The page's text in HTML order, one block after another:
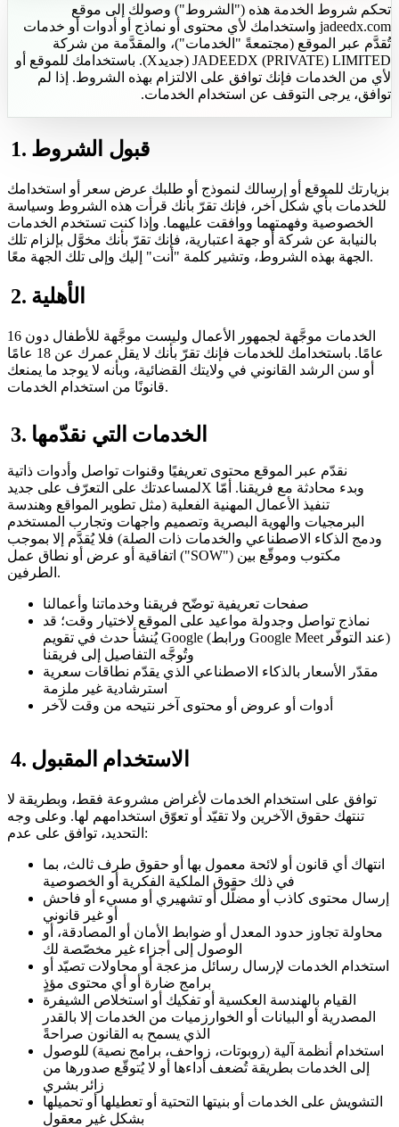
تحكم شروط الخدمة هذه ("الشروط") وصولك إلى موقع
jadeedx.com واستخدامك لأي محتوى أو نماذج أو أدوات أو خدمات
تُقدَّم عبر الموقع (مجتمعةً "الخدمات")، والمقدَّمة من شركة
JADEEDX (PRIVATE) LIMITED (جديدX). باستخدامك للموقع أو
لأي من الخدمات فإنك توافق على الالتزام بهذه الشروط. إذا لم
توافق، يرجى التوقف عن استخدام الخدمات.
1. قبول الشروط
بزيارتك للموقع أو إرسالك لنموذج أو طلبك عرض سعر أو استخدامك
للخدمات بأي شكل آخر، فإنك تقرّ بأنك قرأت هذه الشروط وسياسة
الخصوصية وفهمتهما ووافقت عليهما. وإذا كنت تستخدم الخدمات
بالنيابة عن شركة أو جهة اعتبارية، فإنك تقرّ بأنك مخوَّل بإلزام تلك
الجهة بهذه الشروط، وتشير كلمة "أنت" إليك وإلى تلك الجهة معًا.
2. الأهلية
الخدمات موجَّهة لجمهور الأعمال وليست موجَّهة للأطفال دون 16
عامًا. باستخدامك للخدمات فإنك تقرّ بأنك لا يقل عمرك عن 18 عامًا
أو سن الرشد القانوني في ولايتك القضائية، وبأنه لا يوجد ما يمنعك
قانونًا من استخدام الخدمات.
3. الخدمات التي نقدّمها
نقدّم عبر الموقع محتوى تعريفيًا وقنوات تواصل وأدوات ذاتية
لمساعدتك على التعرّف على جديدX وبدء محادثة مع فريقنا. أمّا
تنفيذ الأعمال المهنية الفعلية (مثل تطوير المواقع وهندسة
البرمجيات والهوية البصرية وتصميم واجهات وتجارب المستخدم
ودمج الذكاء الاصطناعي والخدمات ذات الصلة) فلا يُقدَّم إلا بموجب
اتفاقية أو عرض أو نطاق عمل ("SOW") مكتوب وموقّع بين
الطرفين.
صفحات تعريفية توضّح فريقنا وخدماتنا وأعمالنا
نماذج تواصل وجدولة مواعيد على الموقع لاختيار وقت؛ قد
يُنشأ حدث في تقويم Google (ورابط Google Meet عند التوفّر)
وتُوجَّه التفاصيل إلى فريقنا
مقدّر الأسعار بالذكاء الاصطناعي الذي يقدّم نطاقات سعرية
استرشادية غير ملزمة
أدوات أو عروض أو محتوى آخر نتيحه من وقت لآخر
4. الاستخدام المقبول
توافق على استخدام الخدمات لأغراض مشروعة فقط، وبطريقة لا
تنتهك حقوق الآخرين ولا تقيّد أو تعوّق استخدامهم لها. وعلى وجه
التحديد، توافق على عدم:
انتهاك أي قانون أو لائحة معمول بها أو حقوق طرف ثالث، بما
في ذلك حقوق الملكية الفكرية أو الخصوصية
إرسال محتوى كاذب أو مضلّل أو تشهيري أو مسيء أو فاحش
أو غير قانوني
محاولة تجاوز حدود المعدل أو ضوابط الأمان أو المصادقة، أو
الوصول إلى أجزاء غير مخصّصة لك
استخدام الخدمات لإرسال رسائل مزعجة أو محاولات تصيّد أو
برامج ضارة أو أي محتوى مؤذٍ
القيام بالهندسة العكسية أو تفكيك أو استخلاص الشيفرة
المصدرية أو البيانات أو الخوارزميات من الخدمات إلا بالقدر
الذي يسمح به القانون صراحةً
استخدام أنظمة آلية (روبوتات، زواحف، برامج نصية) للوصول
إلى الخدمات بطريقة تُضعف أداءها أو لا يُتوقّع صدورها من
زائر بشري
التشويش على الخدمات أو بنيتها التحتية أو تعطيلها أو تحميلها
بشكل غير معقول